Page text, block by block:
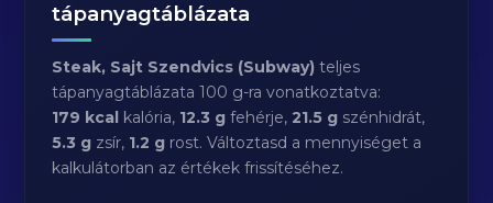
tápanyagtáblázata
Steak, Sajt Szendvics (Subway) teljes
tápanyagtáblázata 100 g-ra vonatkoztatva:
179 kcal kalória, 12.3 g fehérje,21.5 g szénhidrát,
5.3 g zsír, 1.2 g rost. Változtasd a mennyiséget a
kalkulátorban az értékek frissítéséhez.